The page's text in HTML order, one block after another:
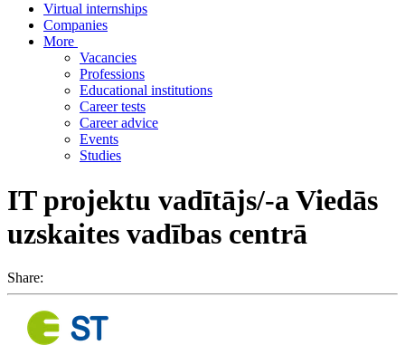
Virtual internships
Companies
More
Vacancies
Professions
Educational institutions
Career tests
Career advice
Events
Studies
IT projektu vadītājs/-a Viedās
uzskaites vadības centrā
Share: